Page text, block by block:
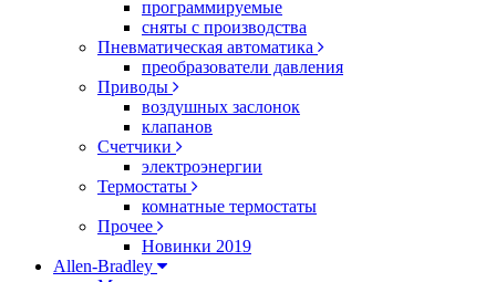
программируемые
сняты с производства
Пневматическая автоматика
преобразователи давления
Приводы
воздушных заслонок
клапанов
Счетчики
электроэнергии
Термостаты
комнатные термостаты
Прочее
Новинки 2019
Allen-Bradley